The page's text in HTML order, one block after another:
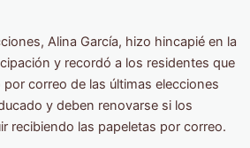
Alina García, hizo hincapié en la
y recordó a los residentes que
correo de las últimas elecciones
y deben renovarse si los
recibiendo las papeletas por correo.